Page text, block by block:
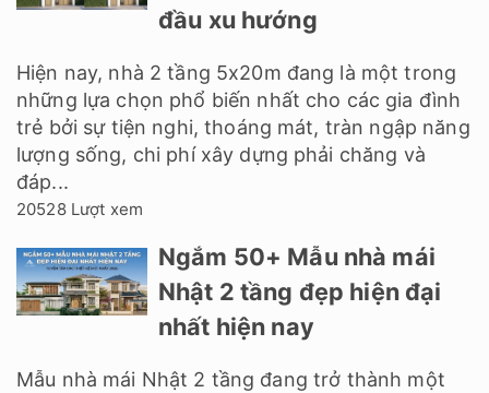
đầu xu hướng
Hiện nay, nhà 2 tầng 5x20m đang là một trong
những lựa chọn phổ biến nhất cho các gia đình
trẻ bởi sự tiện nghi, thoáng mát, tràn ngập năng
lượng sống, chi phí xây dựng phải chăng và
đáp...
20528 Lượt xem
Ngắm 50+ Mẫu nhà mái
Nhật 2 tầng đẹp hiện đại
nhất hiện nay
Mẫu nhà mái Nhật 2 tầng đang trở thành một